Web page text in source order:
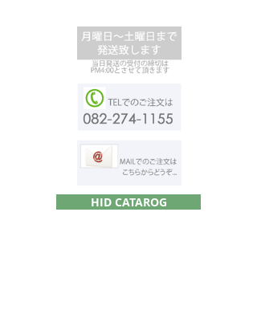
HID CATAROG